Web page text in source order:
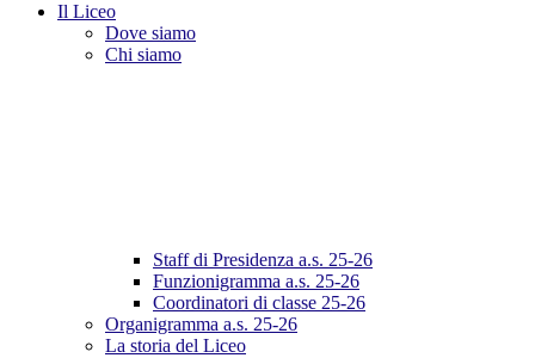
Il Liceo
Dove siamo
Chi siamo
Staff di Presidenza a.s. 25-26
Funzionigramma a.s. 25-26
Coordinatori di classe 25-26
Organigramma a.s. 25-26
La storia del Liceo